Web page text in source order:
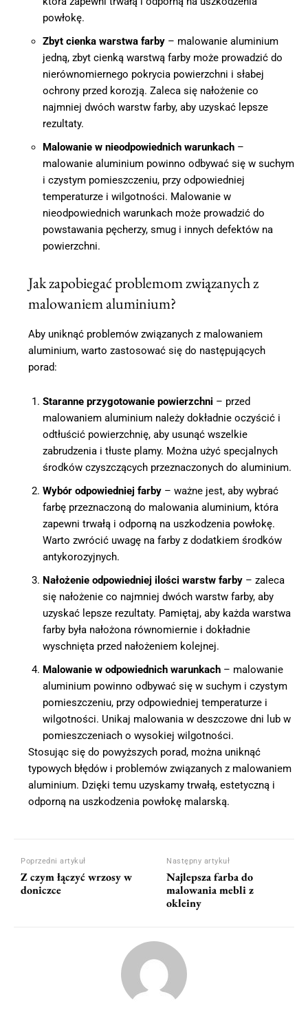
powłokę.
Zbyt cienka warstwa farby – malowanie aluminium
jedną, zbyt cienką warstwą farby może prowadzić do
nierównomiernego pokrycia powierzchni i słabej
ochrony przed korozją. Zaleca się nałożenie co
najmniej dwóch warstw farby, aby uzyskać lepsze
rezultaty.
Malowanie w nieodpowiednich warunkach –
malowanie aluminium powinno odbywać się w suchym
i czystym pomieszczeniu, przy odpowiedniej
temperaturze i wilgotności. Malowanie w
nieodpowiednich warunkach może prowadzić do
powstawania pęcherzy, smug i innych defektów na
powierzchni.
Jak zapobiegać problemom związanych z
malowaniem aluminium?
Aby uniknąć problemów związanych z malowaniem
aluminium, warto zastosować się do następujących
porad:
Staranne przygotowanie powierzchni – przed
malowaniem aluminium należy dokładnie oczyścić i
odtłuścić powierzchnię, aby usunąć wszelkie
zabrudzenia i tłuste plamy. Można użyć specjalnych
środków czyszczących przeznaczonych do aluminium.
Wybór odpowiedniej farby – ważne jest, aby wybrać
farbę przeznaczoną do malowania aluminium, która
zapewni trwałą i odporną na uszkodzenia powłokę.
Warto zwrócić uwagę na farby z dodatkiem środków
antykorozyjnych.
Nałożenie odpowiedniej ilości warstw farby – zaleca
się nałożenie co najmniej dwóch warstw farby, aby
uzyskać lepsze rezultaty. Pamiętaj, aby każda warstwa
farby była nałożona równomiernie i dokładnie
wyschnięta przed nałożeniem kolejnej.
Malowanie w odpowiednich warunkach – malowanie
aluminium powinno odbywać się w suchym i czystym
pomieszczeniu, przy odpowiedniej temperaturze i
wilgotności. Unikaj malowania w deszczowe dni lub w
pomieszczeniach o wysokiej wilgotności.
Stosując się do powyższych porad, można uniknąć
typowych błędów i problemów związanych z malowaniem
aluminium. Dzięki temu uzyskamy trwałą, estetyczną i
odporną na uszkodzenia powłokę malarską.
Poprzedni artykuł
Z czym łączyć wrzosy w
doniczce
Następny artykuł
Najlepsza farba do
malowania mebli z
okleiny